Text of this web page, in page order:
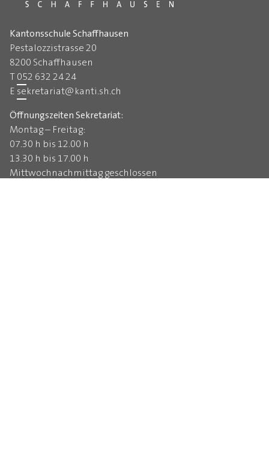
Kantonsschule Schaffhausen
Pestalozzistrasse 20
8200 Schaffhausen
T052 632 24 24
E sekretariat@kanti.sh.ch
Öffnungszeiten Sekretariat:
Montag – Freitag:
07.30 h bis 12.00 h
13.30 h bis 17.00 h
Mittwochnachmittag geschlossen